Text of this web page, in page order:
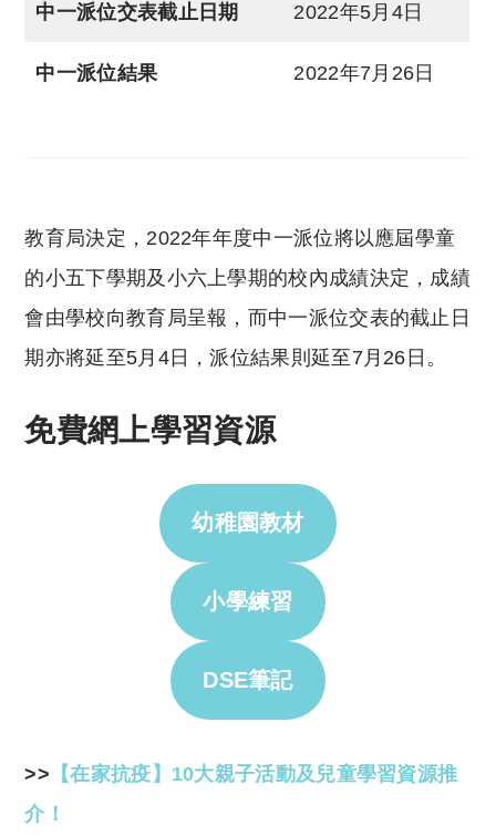
中一派位交表截止日期 2022年5月4日
中一派位結果 2022年7月26日
教育局決定，2022年年度中一派位將以應屆學童
的小五下學期及小六上學期的校內成績決定，成績
會由學校向教育局呈報，而中一派位交表的截止日
期亦將延至5月4日，派位結果則延至7月26日。
免費網上學習資源
幼稚園教材
小學練習
DSE筆記
>> 【在家抗疫】10大親子活動及兒童學習資源推
介！